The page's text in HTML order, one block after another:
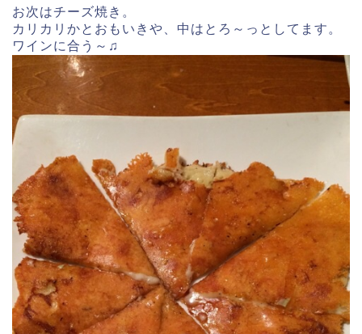
お次はチーズ焼き。
カリカリかとおもいきや、中はとろ～っとしてます。
ワインに合う～♫